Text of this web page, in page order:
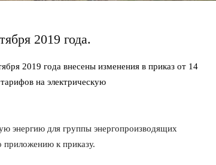
2019 года.
2019 года внесены изменения в приказ от 14
на электрическую
энергию для группы энергопроизводящих
приложению к приказу.